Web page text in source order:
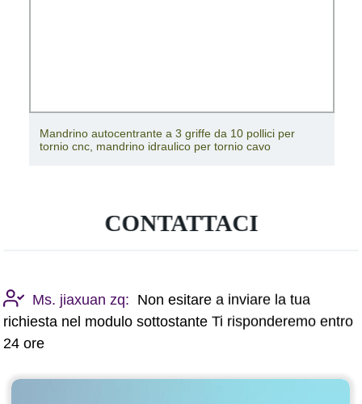
Mandrino autocentrante a 3 griffe da 10 pollici per
tornio cnc, mandrino idraulico per tornio cavo
CONTATTACI
Ms. jiaxuan zq: Non esitare a inviare la tua
richiesta nel modulo sottostante Ti risponderemo entro
24 ore